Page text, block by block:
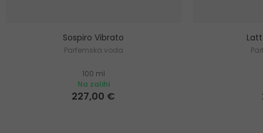
Sospiro Vibrato
Parfemska voda
100 ml
Na zalihi
227,00 €